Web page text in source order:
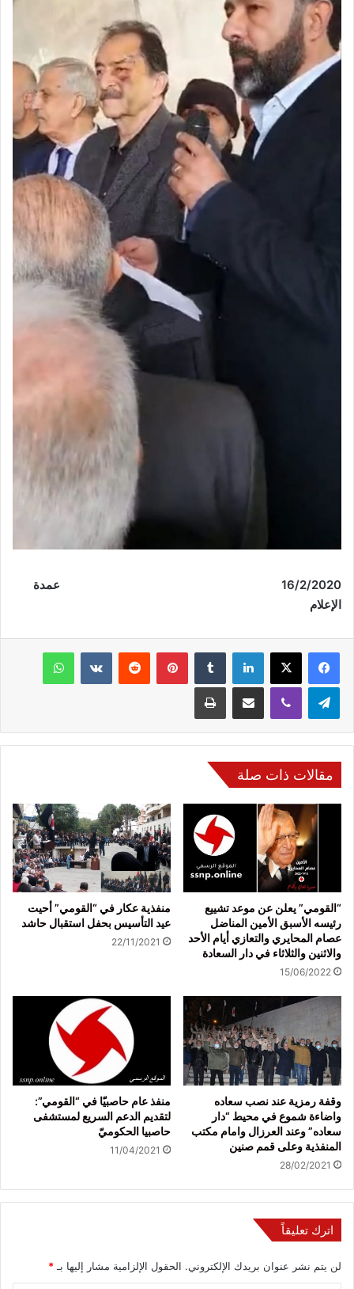
16/2/2020
عمدة
الإعلام
فيسبوك لينكدإن بينتيريست
مقالات ذات صلة
“القومي” يعلن عن موعد تشييع
رئيسه الأسبق الأمين المناضل
عصام المحايري والتعازي أيام الأحد
والاثنين والثلاثاء في دار السعادة
15/06/2022
منفذية عكار في “القومي” أحيت
عيد التأسيس بحفل استقبال حاشد
22/11/2021
وقفة رمزية عند نصب سعاده
واضاءة شموع في محيط “دار
سعاده” وعند العرزال وامام مكتب
المنفذية وعلى قمم صنين
28/02/2021
منفذ عام حاصبيّا في “القومي”:
لتقديم الدعم السريع لمستشفى
حاصبيا الحكوميّ
11/04/2021
اترك تعليقاً
لن يتم نشر عنوان بريدك الإلكتروني. الحقول الإلزامية مشار إليها بـ*